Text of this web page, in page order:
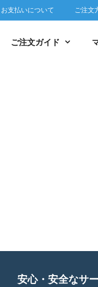
支払いについて ご注文
ご注文ガイド
安心・安全なサ